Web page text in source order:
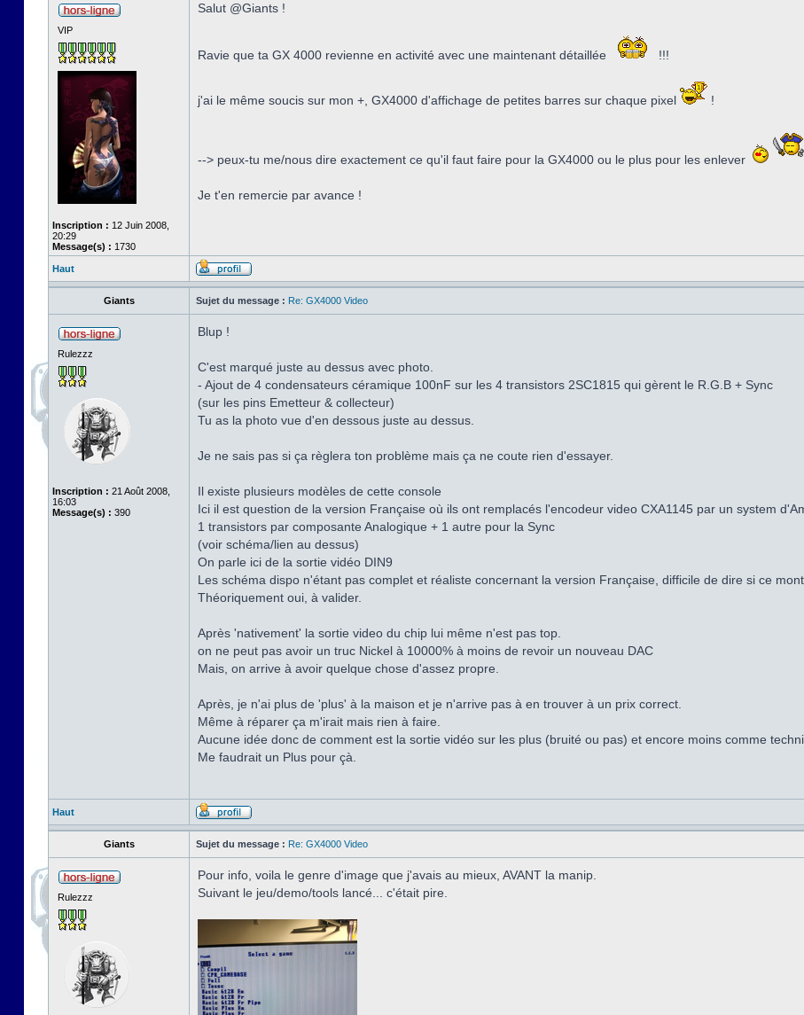
VIP
Inscription : 12 Juin 2008,
20:29
Message(s) : 1730
Salut @Giants !
Ravie que ta GX 4000 revienne en activité avec une maintenant détaillée !!!
j'ai le même soucis sur mon +, GX4000 d'affichage de petites barres sur chaque pixel !
--> peux-tu me/nous dire exactement ce qu'il faut faire pour la GX4000 ou le plus pour les enlever
Je t'en remercie par avance !
Haut
Giants Sujet du message : Re: GX4000 Video
Rulezzz
Inscription : 21 Août 2008,
16:03
Message(s) : 390
Blup !
C'est marqué juste au dessus avec photo.
- Ajout de 4 condensateurs céramique 100nF sur les 4 transistors 2SC1815 qui gèrent le R.G.B + Sync
(sur les pins Emetteur & collecteur)
Tu as la photo vue d'en dessous juste au dessus.
Je ne sais pas si ça règlera ton problème mais ça ne coute rien d'essayer.
Il existe plusieurs modèles de cette console
Ici il est question de la version Française où ils ont remplacés l'encodeur video CXA1145 par un system
1 transistors par composante Analogique + 1 autre pour la Sync
(voir schéma/lien au dessus)
On parle ici de la sortie vidéo DIN9
Les schéma dispo n'étant pas complet et réaliste concernant la version Française, difficile de dire si ce
Théoriquement oui, à valider.
Après 'nativement' la sortie video du chip lui même n'est pas top.
on ne peut pas avoir un truc Nickel à 10000% à moins de revoir un nouveau DAC
Mais, on arrive à avoir quelque chose d'assez propre.
Après, je n'ai plus de 'plus' à la maison et je n'arrive pas à en trouver à un prix correct.
Même à réparer ça m'irait mais rien à faire.
Aucune idée donc de comment est la sortie vidéo sur les plus (bruité ou pas) et encore moins comme
Me faudrait un Plus pour çà.
Haut
Giants Sujet du message : Re: GX4000 Video
Rulezzz
Pour info, voila le genre d'image que j'avais au mieux, AVANT la manip.
Suivant le jeu/demo/tools lancé... c'était pire.